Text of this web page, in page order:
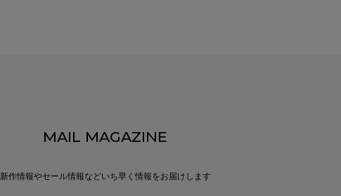
MAIL MAGAZINE
新作情報やセール情報などいち早く情報をお届けします